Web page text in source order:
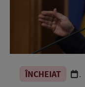
ÎNCHEIAT .